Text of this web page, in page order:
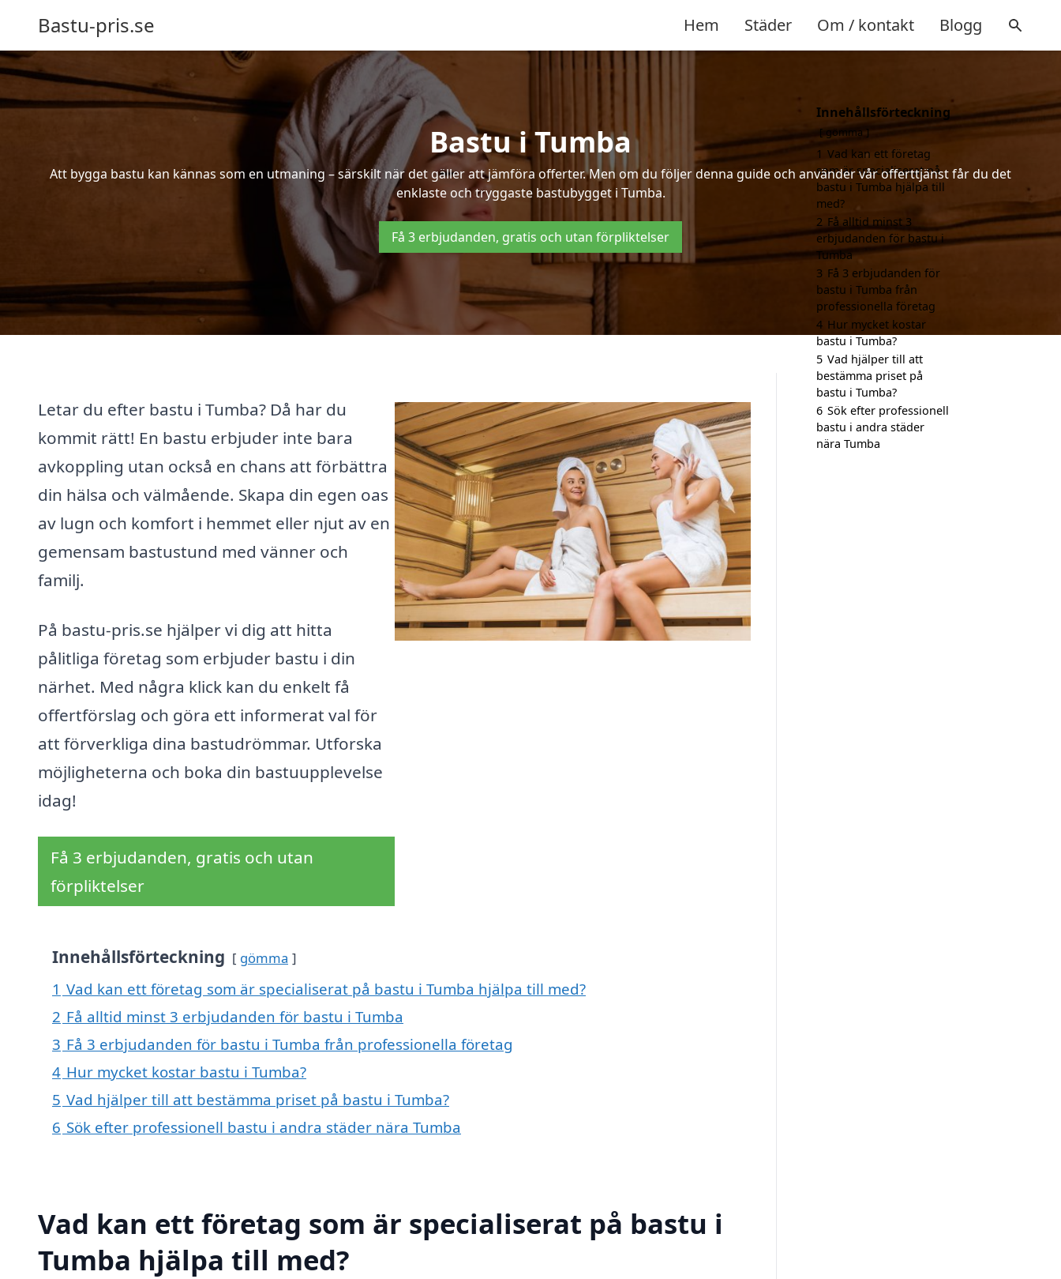
Bastu-pris.se Hem Städer Om / kontakt Blogg
Bastu i Tumba
Att bygga bastu kan kännas som en utmaning – särskilt när det gäller att jämföra offerter. Men om du följer denna guide och använder vår offerttjänst får du det
enklaste och tryggaste bastubygget i Tumba.
Få 3 erbjudanden, gratis och utan förpliktelser
Letar du efter bastu i Tumba? Då har du
kommit rätt! En bastu erbjuder inte bara
avkoppling utan också en chans att förbättra
din hälsa och välmående. Skapa din egen oas
av lugn och komfort i hemmet eller njut av en
gemensam bastustund med vänner och
familj.
På bastu-pris.se hjälper vi dig att hitta
pålitliga företag som erbjuder bastu i din
närhet. Med några klick kan du enkelt få
offertförslag och göra ett informerat val för
att förverkliga dina bastudrömmar. Utforska
möjligheterna och boka din bastuupplevelse
idag!
Få 3 erbjudanden, gratis och utan
förpliktelser
Innehållsförteckning gömma
1 Vad kan ett företag som är specialiserat på bastu i Tumba hjälpa till med?
2 Få alltid minst 3 erbjudanden för bastu i Tumba
3 Få 3 erbjudanden för bastu i Tumba från professionella företag
4 Hur mycket kostar bastu i Tumba?
5 Vad hjälper till att bestämma priset på bastu i Tumba?
6 Sök efter professionell bastu i andra städer nära Tumba
Vad kan ett företag som är specialiserat på bastu i
Tumba hjälpa till med?
Innehållsförteckning
gömma
1 Vad kan ett företag
som är specialiserat på
bastu i Tumba hjälpa till
med?
2 Få alltid minst 3
erbjudanden för bastu i
Tumba
3 Få 3 erbjudanden för
bastu i Tumba från
professionella företag
4 Hur mycket kostar
bastu i Tumba?
5 Vad hjälper till att
bestämma priset på
bastu i Tumba?
6 Sök efter professionell
bastu i andra städer
nära Tumba